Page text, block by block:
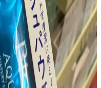
Ürünlerle Seboreik
Yöntemleri
Rhofade krem ve
dermatit ve cilt
ve nemlendirici etkiler
tedavi etkinliğini